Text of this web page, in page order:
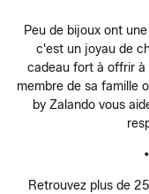
Peu de bijoux ont
c'est un joyau de
cadeau fort à offrir à
membre de sa famille
by Zalando vous
Retrouvez plus de